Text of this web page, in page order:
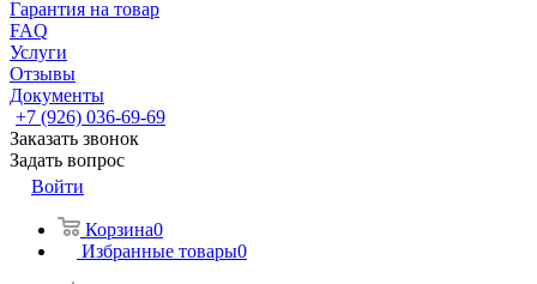
Гарантия на товар
FAQ
Услуги
Отзывы
Документы
+7 (926) 036-69-69
Заказать звонок
Задать вопрос
Войти
Корзина0
Избранные товары0